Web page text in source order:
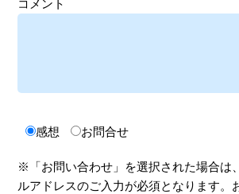
コメント
感想 お問合せ
※「お問い合わせ」を選択された場合は
ルアドレスのご入力が必須となります。